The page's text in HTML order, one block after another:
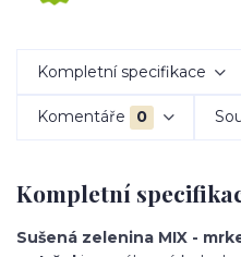
Kompletní specifikace
Komentáře 0
Kompletní
Sušená zelenina MIX -